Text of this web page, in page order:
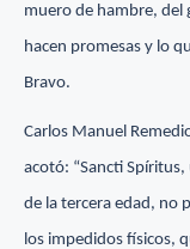
muero de hambre, del
hacen promesas y lo
Bravo.
Carlos Manuel
acotó: “Sancti
de la tercera edad, no
los impedidos físicos,